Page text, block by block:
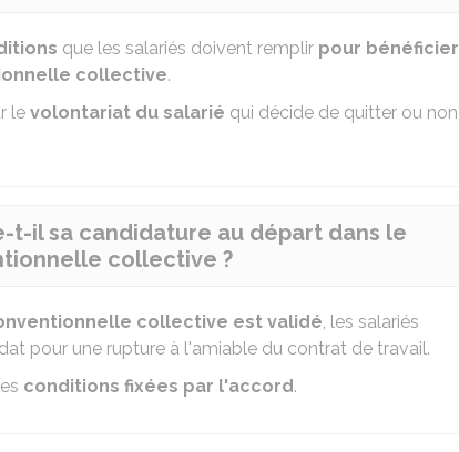
que les salariés doivent remplir pour bénéficier
collective.
le volontariat du salarié qui décide de quitter ou non
t-il sa candidature au départ dans le
collective ?
collective est validé, les salariés
pour une rupture à l'amiable du contrat de travail.
conditions fixées par l'accord.